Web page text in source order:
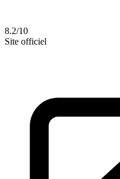
8.2/10
Site officiel